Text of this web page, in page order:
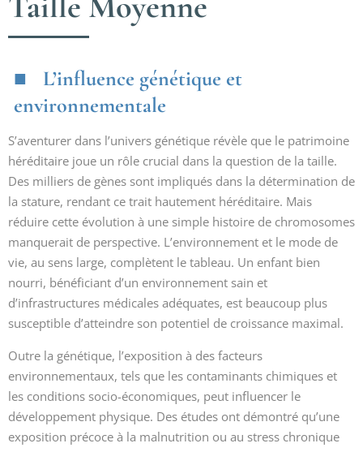
L’influence génétique et
environnementale
S’aventurer dans l’univers génétique révèle que le patrimoine
héréditaire joue un rôle crucial dans la question de la taille.
Des milliers de gènes sont impliqués dans la détermination de
la stature, rendant ce trait hautement héréditaire. Mais
réduire cette évolution à une simple histoire de chromosomes
manquerait de perspective. L’environnement et le mode de
vie, au sens large, complètent le tableau. Un enfant bien
nourri, bénéficiant d’un environnement sain et
d’infrastructures médicales adéquates, est beaucoup plus
susceptible d’atteindre son potentiel de croissance maximal.
Outre la génétique, l’exposition à des facteurs
environnementaux, tels que les contaminants chimiques et
les conditions socio-économiques, peut influencer le
développement physique. Des études ont démontré qu’une
exposition précoce à la malnutrition ou au stress chronique